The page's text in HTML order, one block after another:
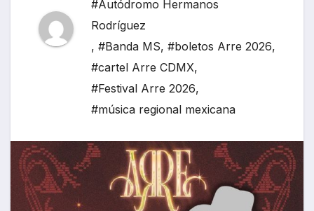
#Autódromo Hermanos
Rodríguez
, #Banda MS, #boletos Arre 2026,
#cartel Arre CDMX,
#Festival Arre 2026,
#música regional mexicana